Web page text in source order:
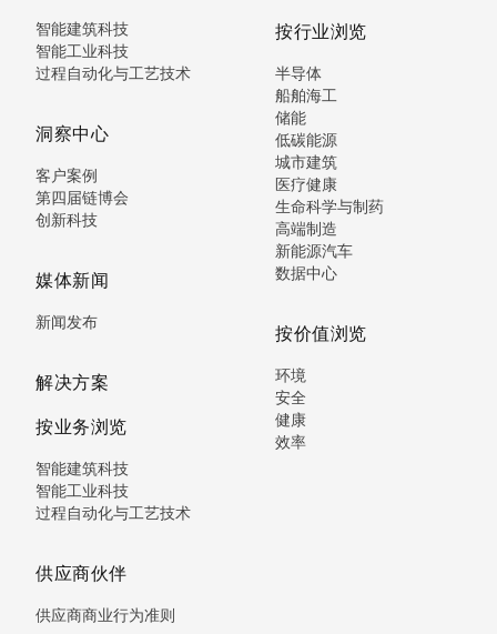
智能建筑科技
智能工业科技
过程自动化与工艺技术
洞察中心
客户案例
第四届链博会
创新科技
媒体新闻
新闻发布
解决方案
按业务浏览
智能建筑科技
智能工业科技
过程自动化与工艺技术
供应商伙伴
供应商商业行为准则
按行业浏览
半导体
船舶海工
储能
低碳能源
城市建筑
医疗健康
生命科学与制药
高端制造
新能源汽车
数据中心
按价值浏览
环境
安全
健康
效率